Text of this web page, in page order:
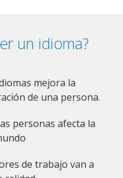
un idioma?
mejora la
de una persona.
personas afecta la
de trabajo van a